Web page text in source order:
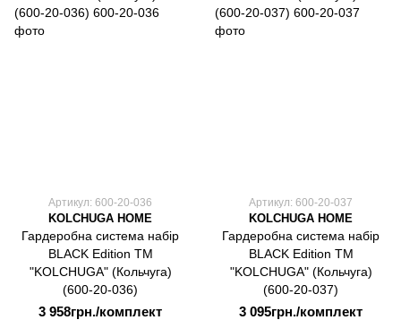
Артикул: 600-20-036
KOLCHUGA HOME
Гардеробна система набір
BLACK Edition ТМ
"KOLCHUGA" (Кольчуга)
(600-20-036)
3 958грн./комплект
Артикул: 600-20-037
KOLCHUGA HOME
Гардеробна система набір
BLACK Edition ТМ
"KOLCHUGA" (Кольчуга)
(600-20-037)
3 095грн./комплект